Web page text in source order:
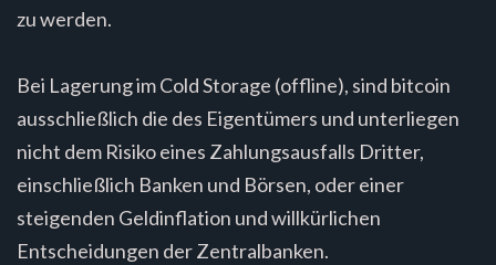
zu werden.
Bei Lagerung im Cold Storage (offline), sind bitcoin
ausschließlich die des Eigentümers und unterliegen
nicht dem Risiko eines Zahlungsausfalls Dritter,
einschließlich Banken und Börsen, oder einer
steigenden Geldinflation und willkürlichen
Entscheidungen der Zentralbanken.